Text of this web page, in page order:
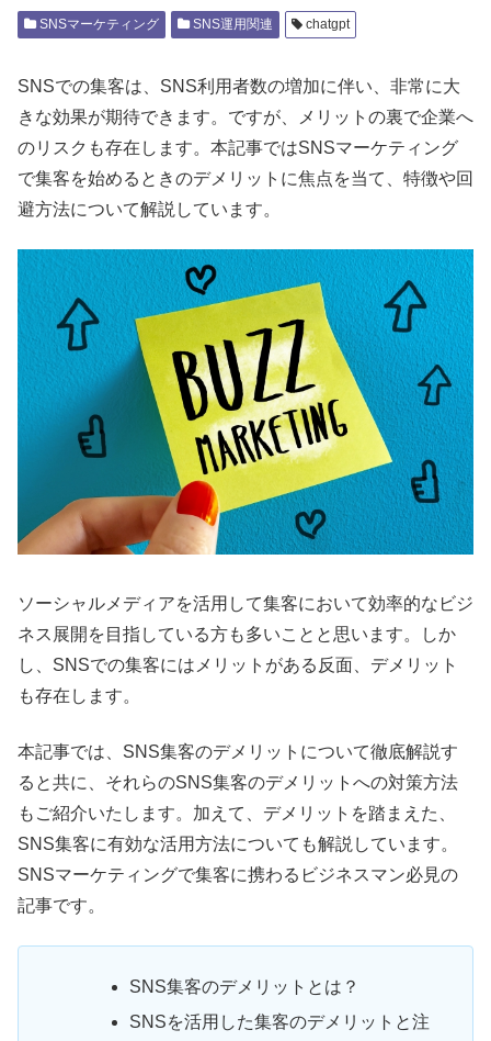
SNSマーケティング SNS運用関連 chatgpt
SNSでの集客は、SNS利用者数の増加に伴い、非常に大
きな効果が期待できます。ですが、メリットの裏で企業へ
のリスクも存在します。本記事ではSNSマーケティング
で集客を始めるときのデメリットに焦点を当て、特徴や回
避方法について解説しています。
ソーシャルメディアを活用して集客において効率的なビジ
ネス展開を目指している方も多いことと思います。しか
し、SNSでの集客にはメリットがある反面、デメリット
も存在します。
本記事では、SNS集客のデメリットについて徹底解説す
ると共に、それらのSNS集客のデメリットへの対策方法
もご紹介いたします。加えて、デメリットを踏まえた、
SNS集客に有効な活用方法についても解説しています。
SNSマーケティングで集客に携わるビジネスマン必見の
記事です。
SNS集客のデメリットとは？
SNSを活用した集客のデメリットと注